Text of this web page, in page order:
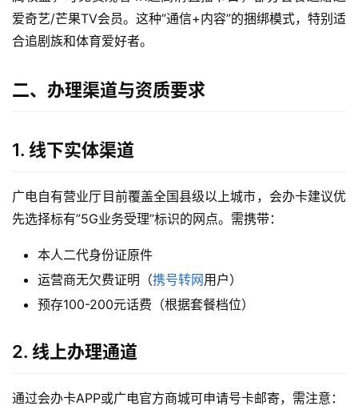
爱奇艺/芒果TV会员。这种”通信+内容”的捆绑模式，特别适
合追剧族和体育爱好者。
二、办理渠道与资质要求
1. 线下实体渠道
广电自有营业厅目前覆盖全国县级以上城市，会办卡建议优
先选择标有”5G业务受理”标识的网点。需携带：
本人二代身份证原件
运营商无欠费证明（携号转网用户）
预存100-200元话费（根据套餐档位）
2. 线上办理通道
通过会办卡APP或广电官方商城可申请号卡邮寄，需注意：